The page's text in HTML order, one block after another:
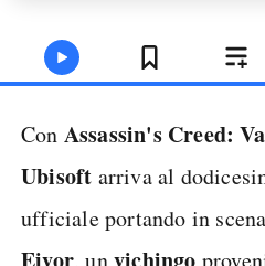
Con Assassin's Creed:
Ubisoft arriva al
ufficiale portando in
, un